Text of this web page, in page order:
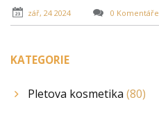
zář, 24 2024 0 Komentáře
KATEGORIE
Pletova kosmetika (80)